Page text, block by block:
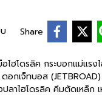
Share
ไฮโดรลิค กระบอกแม่แร
อกเจ็ทบอส
ปลาไฮโดรลิค คีมตัดเหล็